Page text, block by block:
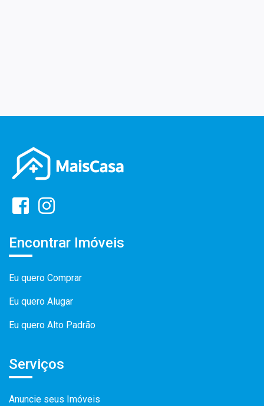
Encontrar Imóveis
Eu quero Comprar
Eu quero Alugar
Eu quero Alto Padrão
Serviços
Anuncie seus Imóveis